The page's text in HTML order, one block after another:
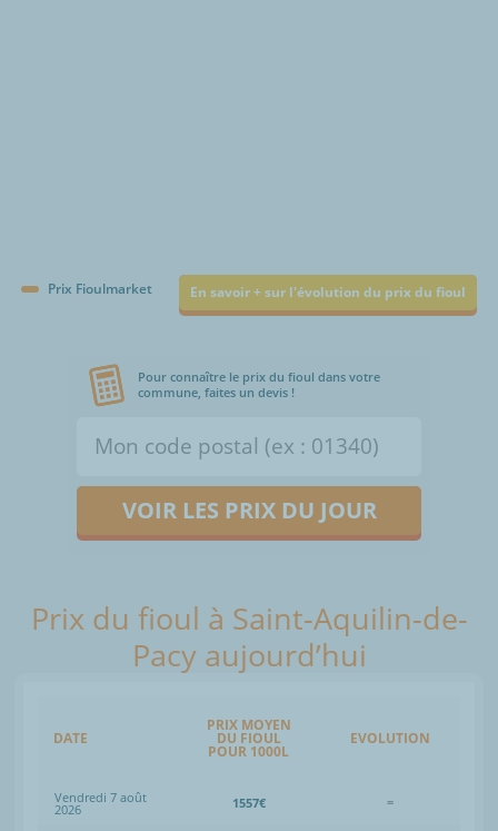
Prix Fioulmarket En savoir + sur l'évolution du prix du fioul
Pour connaître le prix du fioul dans votre
commune, faites un devis !
VOIR LES PRIX DU JOUR
Prix du fioul à Saint-Aquilin-de-
Pacy aujourd’hui
DATE
PRIX MOYEN
DU FIOUL
POUR 1000L
EVOLUTION
Vendredi 7 août
2026 1557€ =